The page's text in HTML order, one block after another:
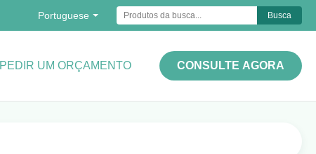
Portuguese Busca
PEDIR UM ORÇAMENTO CONSULTE AGORA